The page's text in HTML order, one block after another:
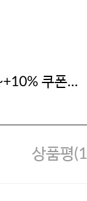
쿠폰
상품평(1